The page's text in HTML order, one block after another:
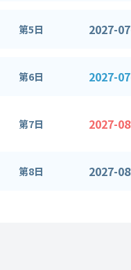
第5日 2027-
第6日 2027-
第7日 2027-
第8日 2027-